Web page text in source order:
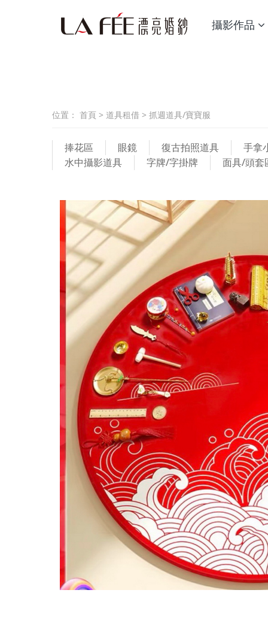
攝影作品
位置： 首頁 > 道具租借 > 抓週道具/寶寶服
捧花區 眼鏡 復古拍照道具
手拿
水中攝影道具
字牌/字掛牌 面具/頭套